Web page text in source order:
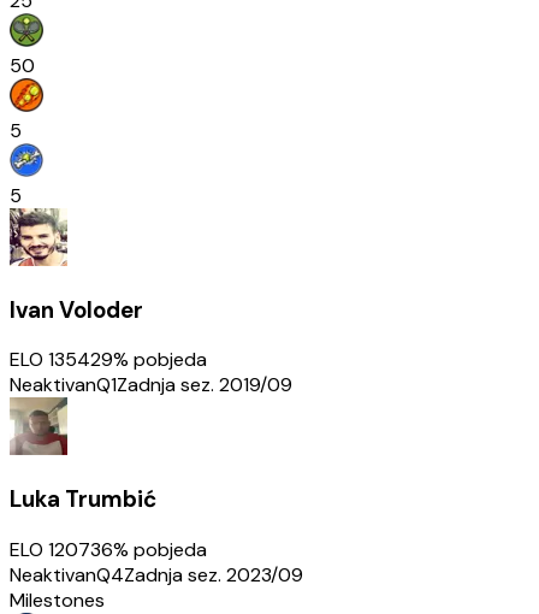
50
5
5
Ivan Voloder
ELO 135429% pobjeda
NeaktivanQ1Zadnja sez. 2019/09
Luka Trumbić
ELO 120736% pobjeda
NeaktivanQ4Zadnja sez. 2023/09
Milestones